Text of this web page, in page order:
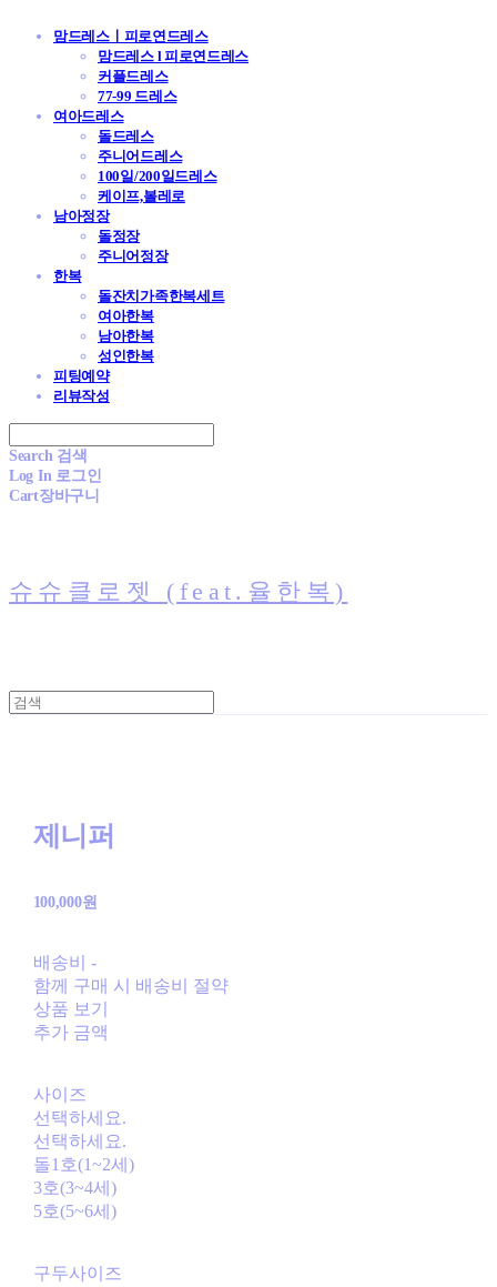
맘드레스ㅣ피로연드레스
맘드레스 l 피로연드레스
커플드레스
77-99 드레스
여아드레스
돌드레스
주니어드레스
100일/200일드레스
케이프,볼레로
남아정장
돌정장
주니어정장
한복
돌잔치가족한복세트
여아한복
남아한복
성인한복
피팅예약
리뷰작성
Search 검색
Log In 로그인
Cart장바구니
슈슈클로젯 (feat.율한복)
제니퍼
100,000원
배송비 -
함께 구매 시 배송비 절약
상품 보기
추가 금액
사이즈
선택하세요.
선택하세요.
돌1호(1~2세)
3호(3~4세)
5호(5~6세)
구두사이즈